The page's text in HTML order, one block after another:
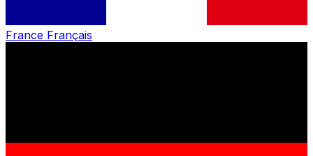
France Français